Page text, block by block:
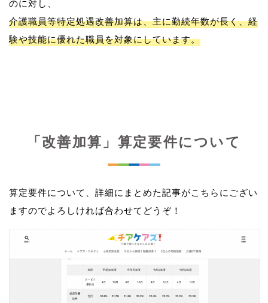
介護職員等特定処遇改善加算は、主に勤続年数が長く、経
験や技能に優れた職員を対象にしています。
「改善加算」算定要件について
算定要件について、詳細にまとめた記事がこちらにござい
ますのでよろしければ合わせてどうぞ！